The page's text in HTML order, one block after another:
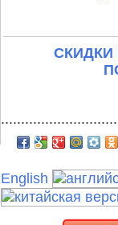
English